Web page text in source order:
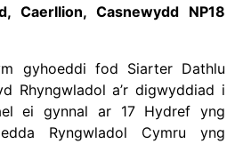
Caerllion, Casnewydd NP18
gyhoeddi fod Siarter Dathlu
Rhyngwladol a’r digwyddiad i
ei gynnal ar 17 Hydref yng
Ryngwladol Cymru yng